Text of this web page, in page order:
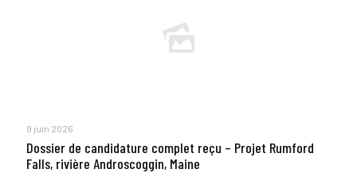
9 juin 2026
Dossier de candidature complet reçu – Projet Rumford
Falls, rivière Androscoggin, Maine